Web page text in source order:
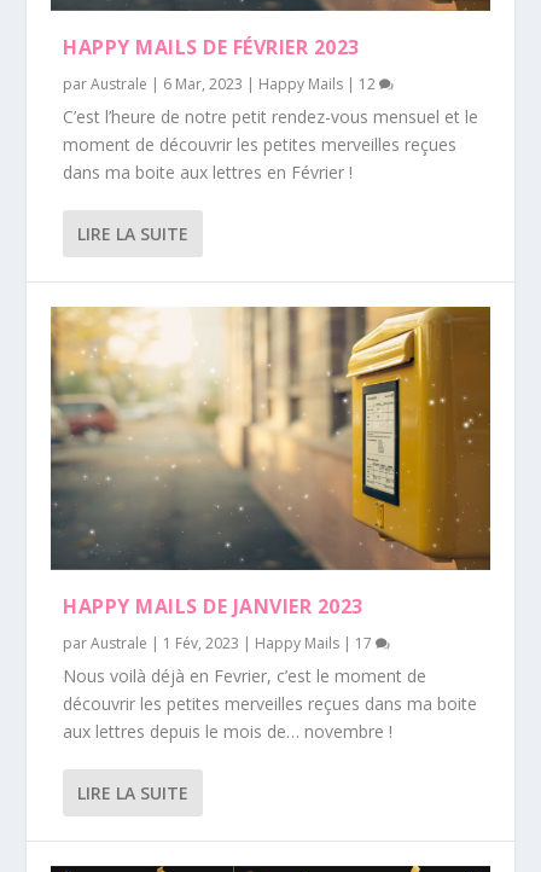
HAPPY MAILS DE FÉVRIER 2023
parAustrale | 6 Mar, 2023 | Happy Mails | 12
C’est l’heure de notre petit rendez-vous mensuel et le
moment de découvrir les petites merveilles reçues
dans ma boite aux lettres en Février !
LIRE LA SUITE
HAPPY MAILS DE JANVIER 2023
parAustrale | 1 Fév, 2023 | Happy Mails | 17
Nous voilà déjà en Fevrier, c’est le moment de
découvrir les petites merveilles reçues dans ma boite
aux lettres depuis le mois de… novembre !
LIRE LA SUITE